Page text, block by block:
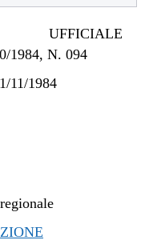
UFFICIALE
1984, N. 094
11/1984